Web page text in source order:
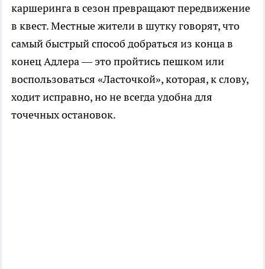
каршеринга в сезон превращают передвижение
в квест. Местные жители в шутку говорят, что
самый быстрый способ добраться из конца в
конец Адлера — это пройтись пешком или
воспользоваться «Ласточкой», которая, к слову,
ходит исправно, но не всегда удобна для
точечных остановок.